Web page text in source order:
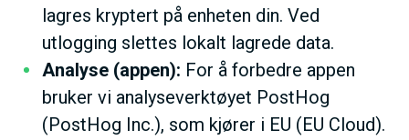
lagres kryptert på enheten din. Ved
utlogging slettes lokalt lagrede data.
Analyse (appen): For å forbedre appen
bruker vi analyseverktøyet PostHog
(PostHog Inc.), som kjører i EU (EU Cloud).